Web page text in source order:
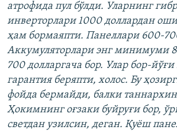
атрофида пул бўлди. Уларнинг
инверторлари 1000 доллардан
ҳам бормаяпти. Панеллари 600-
Аккумуляторлари энг минимуми
700 долларгача бор. Улар бор-
гарантия беряпти, холос. Бу
фойда бермайди, балки
Ҳокимнинг оғзаки буйруғи бор,
светдан узилсин, деган. Қуёш